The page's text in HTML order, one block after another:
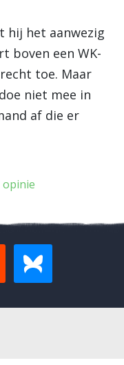
hij het aanwezig
boven een WK-
toe. Maar
niet mee in
af die er
opinie